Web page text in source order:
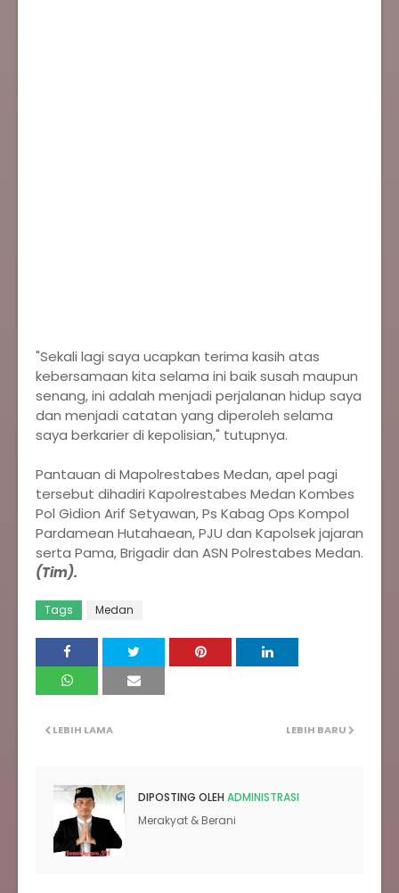
"Sekali lagi saya ucapkan terima kasih atas
kebersamaan kita selama ini baik susah maupun
senang, ini adalah menjadi perjalanan hidup saya
dan menjadi catatan yang diperoleh selama
saya berkarier di kepolisian," tutupnya.
Pantauan di Mapolrestabes Medan, apel pagi
tersebut dihadiri Kapolrestabes Medan Kombes
Pol Gidion Arif Setyawan, Ps Kabag Ops Kompol
Pardamean Hutahaean, PJU dan Kapolsek jajaran
serta Pama, Brigadir dan ASN Polrestabes Medan.
(Tim).
Tags Medan
LEBIH BARU
LEBIH LAMA
DIPOSTING OLEH ADMINISTRASI
Merakyat & Berani